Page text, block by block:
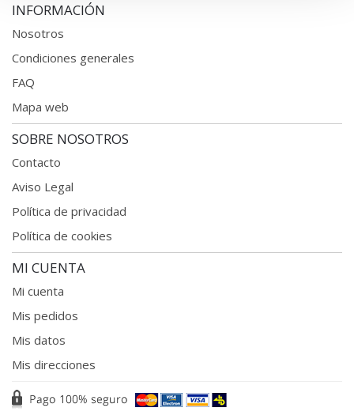
INFORMACIÓN
Nosotros
Condiciones generales
FAQ
Mapa web
SOBRE NOSOTROS
Contacto
Aviso Legal
Política de privacidad
Política de cookies
MI CUENTA
Mi cuenta
Mis pedidos
Mis datos
Mis direcciones